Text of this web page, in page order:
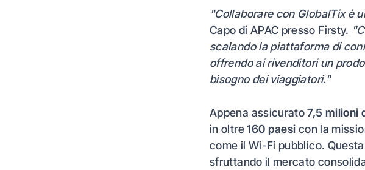
"Collaborare con GlobalTix è
Capo di APAC presso Firsty.
scalando la piattaforma di
offrendo ai rivenditori un
bisogno dei viaggiatori."
Appena assicurato7,5 milioni
in oltre160 paesi con la
come il Wi-Fi pubblico.
sfruttando il mercato